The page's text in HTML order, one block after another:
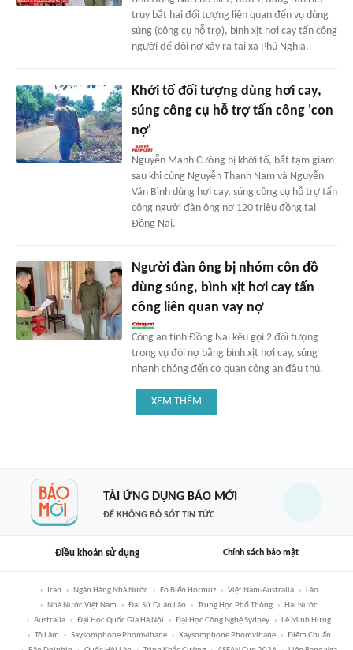
truy bắt hai đối tượng liên quan đến vụ dùng
súng (công cụ hỗ trợ), bình xịt hơi cay tấn công
người để đòi nợ xảy ra tại xã Phú Nghĩa.
Khởi tố đối tượng dùng hơi cay,
súng công cụ hỗ trợ tấn công 'con
nợ'
Nguyễn Mạnh Cường bị khởi tố, bắt tạm giam
sau khi cùng Nguyễn Thanh Nam và Nguyễn
Văn Bình dùng hơi cay, súng công cụ hỗ trợ tấn
công người đàn ông nợ 120 triệu đồng tại
Đồng Nai.
Người đàn ông bị nhóm côn đồ
dùng súng, bình xịt hơi cay tấn
công liên quan vay nợ
Công an tỉnh Đồng Nai kêu gọi 2 đối tượng
trong vụ đòi nợ bằng bình xịt hơi cay, súng
nhanh chóng đến cơ quan công an đầu thú.
XEM THÊM
TẢI ỨNG DỤNG BÁO MỚI
ĐỂ KHÔNG BỎ SÓT TIN TỨC
Điều khoản sử dụng Chính sách bảo mật
Iran Ngân Hàng Nhà Nước Eo Biển Hormuz Việt Nam-Australia
Lào
Nhà Nước Việt Nam
Đại Sứ Quán Lào Trung Học Phổ Thông
Hai Nước
Australia
Đại Học Quốc Gia Hà Nội Đại Học Công Nghệ Sydney
Lê Minh Hưng
Tô Lâm
Saysomphone Phomvihane Xaysomphone Phomvihane
Điểm Chuẩn